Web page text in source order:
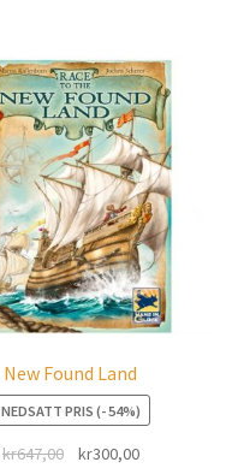
New Found Land
NEDSATT PRIS (- 54%)
kr647,00 kr300,00